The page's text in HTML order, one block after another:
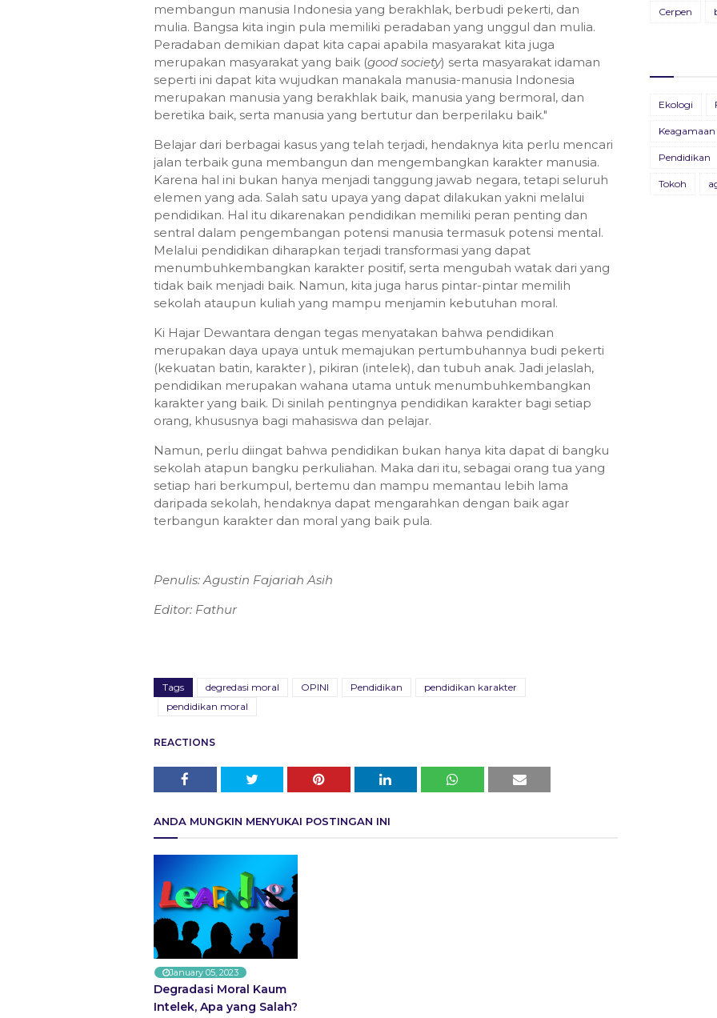
membangun manusia Indonesia yang berakhlak, berbudi pekerti, dan
mulia. Bangsa kita ingin pula memiliki peradaban yang unggul dan mulia.
Peradaban demikian dapat kita capai apabila masyarakat kita juga
merupakan masyarakat yang baik (good society) serta masyarakat idaman
seperti ini dapat kita wujudkan manakala manusia-manusia Indonesia
merupakan manusia yang berakhlak baik, manusia yang bermoral, dan
beretika baik, serta manusia yang bertutur dan berperilaku baik."
Belajar dari berbagai kasus yang telah terjadi, hendaknya kita perlu mencari
jalan terbaik guna membangun dan mengembangkan karakter manusia.
Karena hal ini bukan hanya menjadi tanggung jawab negara, tetapi seluruh
elemen yang ada. Salah satu upaya yang dapat dilakukan yakni melalui
pendidikan. Hal itu dikarenakan pendidikan memiliki peran penting dan
sentral dalam pengembangan potensi manusia termasuk potensi mental.
Melalui pendidikan diharapkan terjadi transformasi yang dapat
menumbuhkembangkan karakter positif, serta mengubah watak dari yang
tidak baik menjadi baik. Namun, kita juga harus pintar-pintar memilih
sekolah ataupun kuliah yang mampu menjamin kebutuhan moral.
Ki Hajar Dewantara dengan tegas menyatakan bahwa pendidikan
merupakan daya upaya untuk memajukan pertumbuhannya budi pekerti
(kekuatan batin, karakter ), pikiran (intelek), dan tubuh anak. Jadi jelaslah,
pendidikan merupakan wahana utama untuk menumbuhkembangkan
karakter yang baik. Di sinilah pentingnya pendidikan karakter bagi setiap
orang, khususnya bagi mahasiswa dan pelajar.
Namun, perlu diingat bahwa pendidikan bukan hanya kita dapat di bangku
sekolah atapun bangku perkuliahan. Maka dari itu, sebagai orang tua yang
setiap hari berkumpul, bertemu dan mampu memantau lebih lama
daripada sekolah, hendaknya dapat mengarahkan dengan baik agar
terbangun karakter dan moral yang baik pula.
Penulis: Agustin Fajariah Asih
Editor: Fathur
Tags degredasi moral OPINI Pendidikan
pendidikan karakter
pendidikan moral
REACTIONS
ANDA MUNGKIN MENYUKAI POSTINGAN INI
January 05, 2023
Degradasi Moral Kaum
Intelek, Apa yang Salah?
Cerpen
Ekologi
Keagamaan
Pendidikan
Tokoh